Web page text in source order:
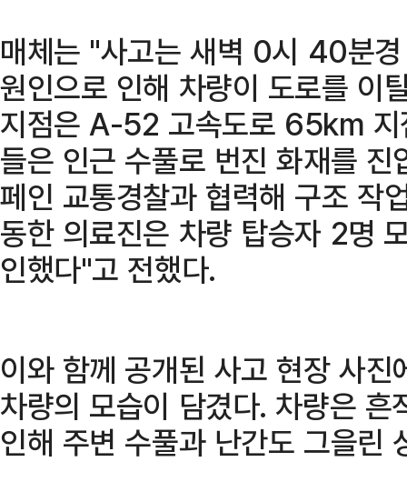
매체는 "사고는 새벽 0시 40분
원인으로 인해 차량이 도로를 이
지점은 A-52 고속도로 65km 지
들은 인근 수풀로 번진 화재를
페인 교통경찰과 협력해 구조 작
동한 의료진은 차량 탑승자 2명
인했다"고 전했다.
이와 함께 공개된 사고 현장 사
차량의 모습이 담겼다. 차량은
인해 주변 수풀과 난간도 그을린